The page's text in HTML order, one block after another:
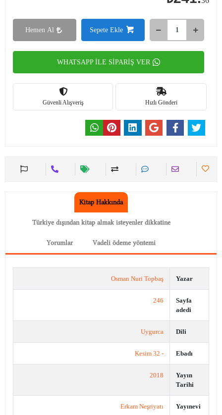
Sepete Ekle
Hemen Al
WHATSAPP İLE SİPARİŞ VER
Hızlı Gönderi
Güvenli Alışveriş
Kitap Hakkında
Türkiye dışından kitap almak isteyenler dikkatine
Vadeli ödeme yöntemi
Yorumlar
Yazar
Osman Nuri Topbaş
Sayfa
adedi
246
Dili
Uygurca
Ebadı
- 32 Kesim
Yayın
Tarihi
2018
Yayınevi
Erkam Neşriyatı